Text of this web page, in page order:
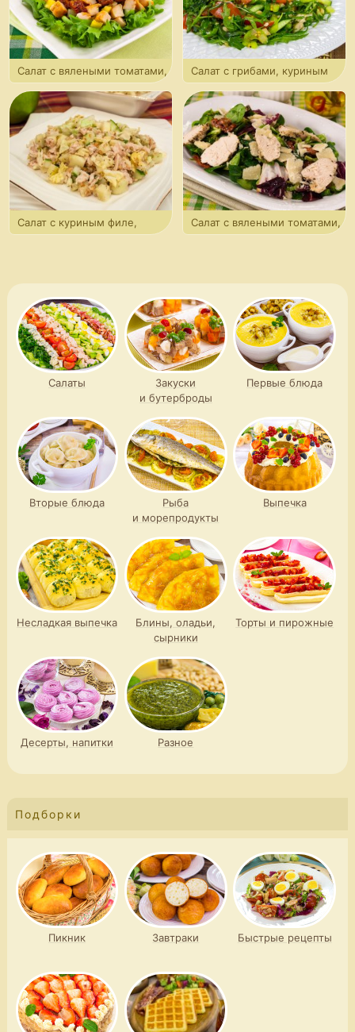
Салат с вялеными томатами,
куриным филе и огурцами
Салат с грибами, куриным
филе и рукколой
Салат с куриным филе,
Салат с вялеными томатами,
Салаты
Закуски
и бутерброды
Первые блюда
Вторые блюда
Рыба
и морепродукты
Выпечка
Несладкая выпечка
Блины, оладьи,
сырники
Торты и пирожные
Десерты, напитки Разное
Подборки
Пикник Завтраки Быстрые рецепты